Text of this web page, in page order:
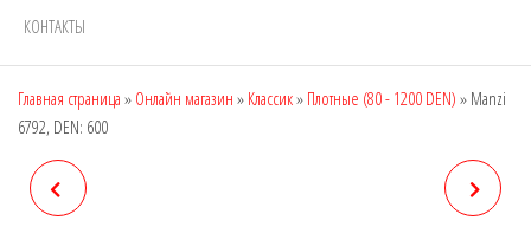
КОНТАКТЫ
Главная страница » Онлайн магазин » Классик» Плотные (80 - 1200 DEN) » Manzi
6792, DEN: 600